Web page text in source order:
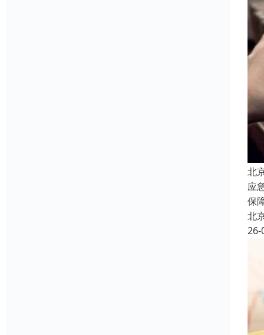
北
应
保
北
26-